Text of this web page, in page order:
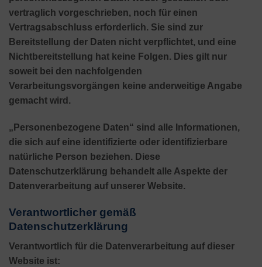
vertraglich vorgeschrieben, noch für einen
Vertragsabschluss erforderlich. Sie sind zur
Bereitstellung der Daten nicht verpflichtet, und eine
Nichtbereitstellung hat keine Folgen. Dies gilt nur
soweit bei den nachfolgenden
Verarbeitungsvorgängen keine anderweitige Angabe
gemacht wird.
„Personenbezogene Daten“ sind alle Informationen,
die sich auf eine identifizierte oder identifizierbare
natürliche Person beziehen. Diese
Datenschutzerklärung behandelt alle Aspekte der
Datenverarbeitung auf unserer Website.
Verantwortlicher gemäß
Datenschutzerklärung
Verantwortlich für die Datenverarbeitung auf dieser
Website ist: